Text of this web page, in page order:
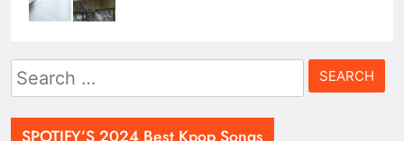
Search
for: